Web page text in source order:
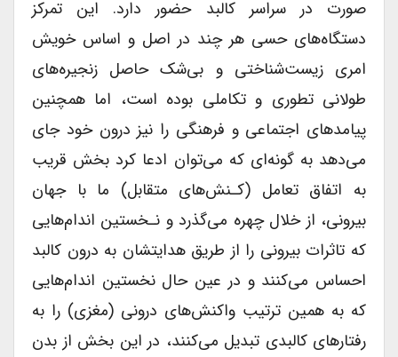
صورت در سراسر کالبد حضور دارد. این تمرکز
دستگاه‌های حسی هر چند در اصل و اساس خویش
امری زیست‌شناختی و بی‌شک حاصل زنجیره‌های
طولانی تطوری و تکاملی بوده است، اما همچنین
پیامدهای اجتماعی و فرهنگی را نیز درون خود جای
می‌دهد به گونه‌ای که می‌توان ادعا کرد بخش قریب
به اتفاق تعامل (کـنش‌های متقابل) ما با جهان
بیرونی، از خلال چهره می‌گذرد و نـخستین اندام‌هایی
که تاثرات بیرونی را از طریق هدایتشان به درون کالبد
احساس می‌کنند و در عین حال نخستین اندام‌هایی
که به همین ترتیب واکنش‌های درونی (مغزی) را به
رفتارهای کالبدی تبدیل می‌کنند، در این بخش از بدن